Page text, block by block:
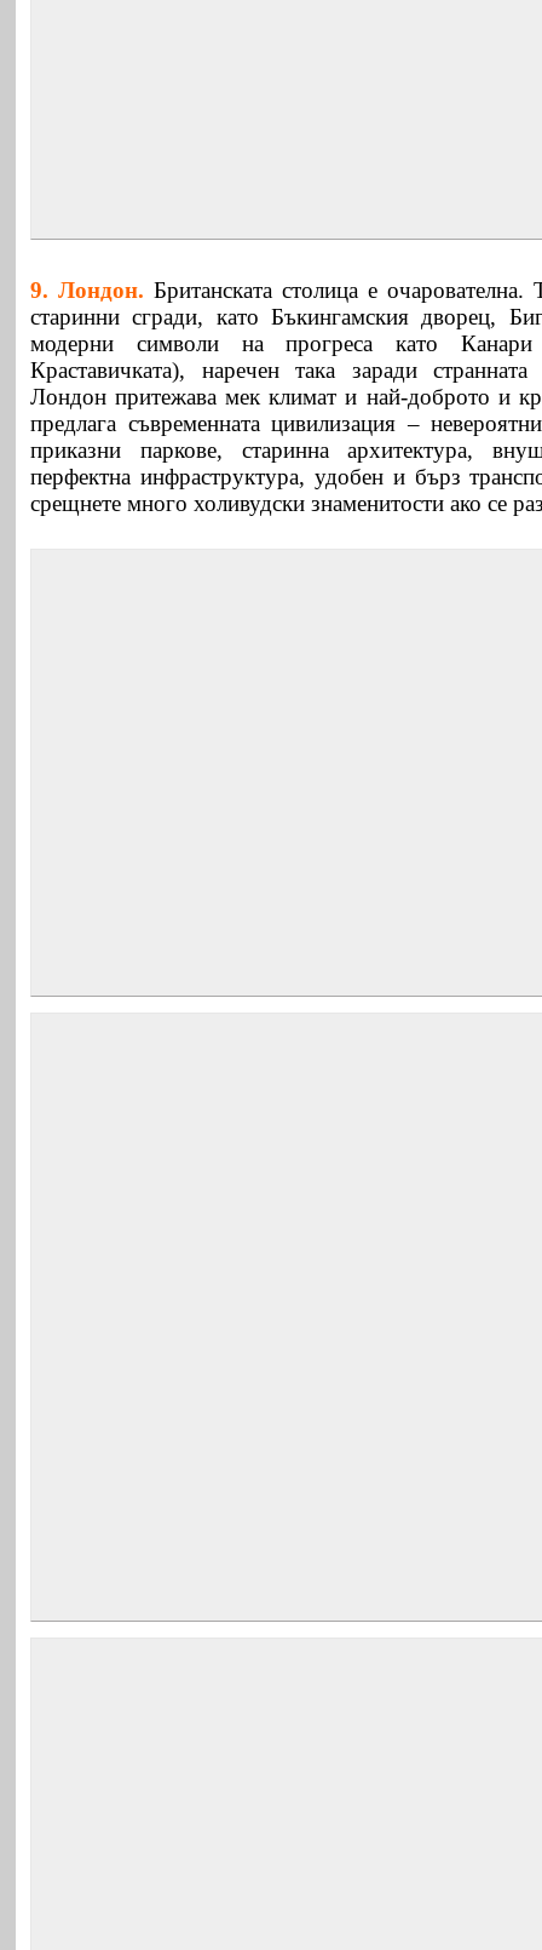
9. Лондон. Британската столица е
старинни сгради, като Бъкингамския дворец,
модерни символи на прогреса като
Краставичката), наречен така заради
Лондон притежава мек климат и най-доброто и
предлага съвременната цивилизация –
приказни паркове, старинна архитектура,
перфектна инфраструктура, удобен и бърз
срещнете много холивудски знаменитости ако се